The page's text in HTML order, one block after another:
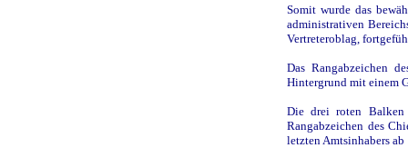
Somit wurde das
administrativen
Vertreteroblag,
Das Rangabzeichen
Hintergrund mit einem
Die drei roten Balken
Rangabzeichen des
letzten Amtsinhabers